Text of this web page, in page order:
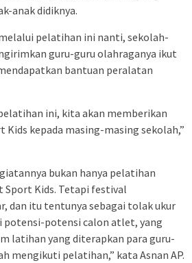
anak didiknya.
pelatihan ini nanti, sekolah-
guru-guru olahraganya ikut
bantuan peralatan
ini, kita akan memberikan
kepada masing-masing sekolah,”
bukan hanya pelatihan
Kids. Tetapi festival
dan itu tentunya sebagai tolak ukur
potensi-potensi calon atlet, yang
latihan yang diterapkan para guru-
mengikuti pelatihan,” kata Asnan AP.